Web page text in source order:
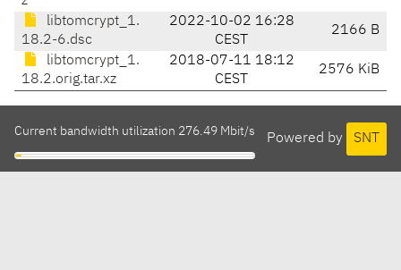
libtomcrypt_1.
18.2-6.dsc
2022-10-02 16:28
CEST
2166 B
libtomcrypt_1.
18.2.orig.tar.xz
2018-07-11 18:12
CEST
2576 KiB
Powered by SNT
Current bandwidth utilization 276.49 Mbit/s